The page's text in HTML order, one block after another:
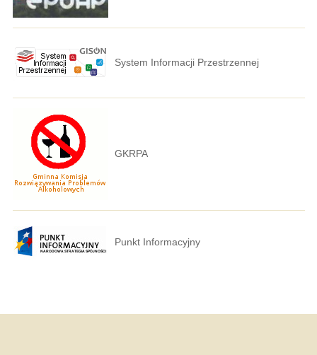
System Informacji Przestrzennej
GKRPA
Punkt Informacyjny